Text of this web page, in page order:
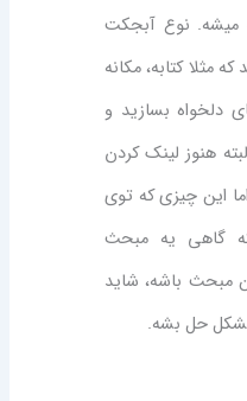
میشه. نوع آبجکت
مثلا کتابه، مکانه
دلخواه بسازید و
هنوز لینک کردن
این چیزی که توی
گاهی یه مبحث
مبحث باشه، شاید
مشکل حل بشه.